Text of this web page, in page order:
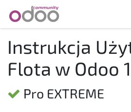
Skip to Content
Instrukcja
Flota w Odoo
Pro EXTREME